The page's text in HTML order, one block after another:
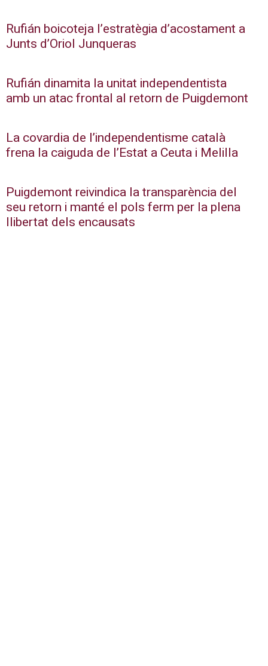
Rufián boicoteja l’estratègia d’acostament a
Junts d’Oriol Junqueras
Rufián dinamita la unitat independentista
amb un atac frontal al retorn de Puigdemont
La covardia de l’independentisme català
frena la caiguda de l’Estat a Ceuta i Melilla
Puigdemont reivindica la transparència del
seu retorn i manté el pols ferm per la plena
llibertat dels encausats